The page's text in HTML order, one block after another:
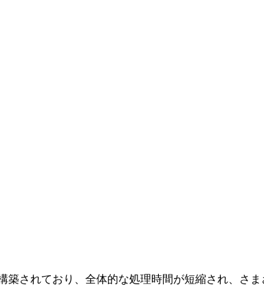
されており、全体的な処理時間が短縮され、さま